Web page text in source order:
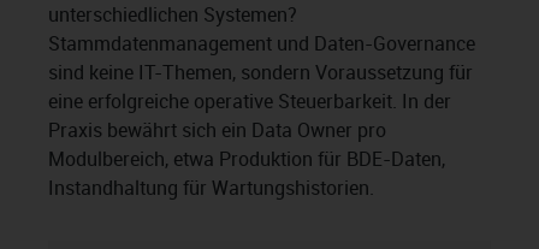
unterschiedlichen Systemen?
Stammdatenmanagement und Daten-Governance
sind keine IT-Themen, sondern Voraussetzung für
eine erfolgreiche operative Steuerbarkeit. In der
Praxis bewährt sich ein Data Owner pro
Modulbereich, etwa Produktion für BDE-Daten,
Instandhaltung für Wartungshistorien.